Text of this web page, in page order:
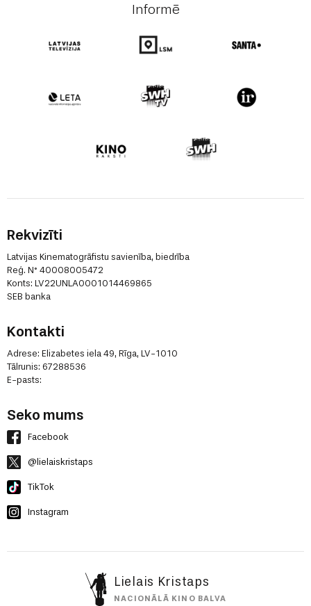
Informē
Rekvizīti
Latvijas Kinematogrāfistu savienība, biedrība
Reģ. N° 40008005472
Konts: LV22UNLA0001014469865
SEB banka
Kontakti
Adrese: Elizabetes iela 49, Rīga, LV-1010
Tālrunis: 67288536
E-pasts:
Seko mums
Facebook
@lielaiskristaps
TikTok
Instagram
Lielais Kristaps
NACIONĀLĀ KINO BALVA